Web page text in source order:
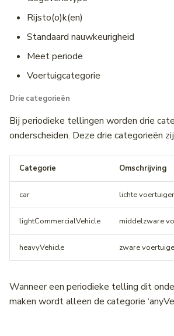
Rijsto(o)k(en)
Standaard nauwkeurigheid
Meet periode
Voertuigcategorie
Drie categorieën
Bij periodieke tellingen worden drie
onderscheiden. Deze drie categorieën
Categorie Omschrijving
car lichte
lightCommercialVehicle middelzware
heavyVehicle zware
Wanneer een periodieke telling dit
maken wordt alleen de categorie